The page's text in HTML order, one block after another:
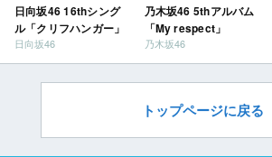
日向坂46 16thシング
ル「クリフハンガー」
日向坂46
乃木坂46 5thアルバム
「My respect」
乃木坂46
トップページに戻る